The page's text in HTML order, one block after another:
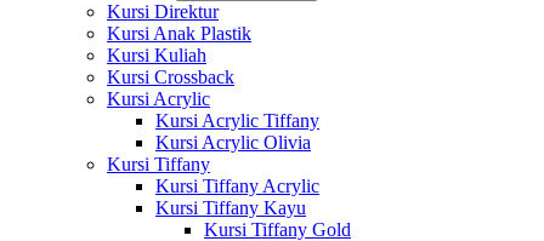
Kursi Direktur
Kursi Anak Plastik
Kursi Kuliah
Kursi Crossback
Kursi Acrylic
Kursi Acrylic Tiffany
Kursi Acrylic Olivia
Kursi Tiffany
Kursi Tiffany Acrylic
Kursi Tiffany Kayu
Kursi Tiffany Gold